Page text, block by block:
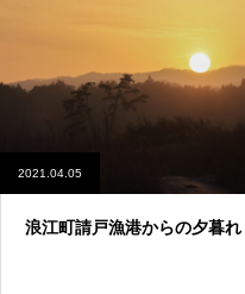
2021.04.05
浪江町請戸漁港からの夕暮れ